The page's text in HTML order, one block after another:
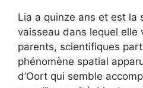
Lia a quinze ans et est la
vaisseau dans lequel elle
parents, scientifiques
phénomène spatial
d’Oort qui semble